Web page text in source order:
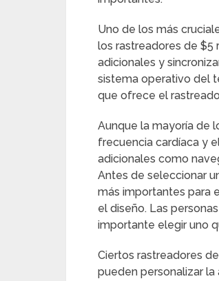
Uno de los más
los rastreadores de
adicionales y
sistema operativo del
que ofrece el
Aunque la mayoría de
frecuencia cardíaca y
adicionales como
Antes de seleccionar
más importantes para
el diseño. Las
importante elegir uno
Ciertos rastreadores
pueden personalizar la